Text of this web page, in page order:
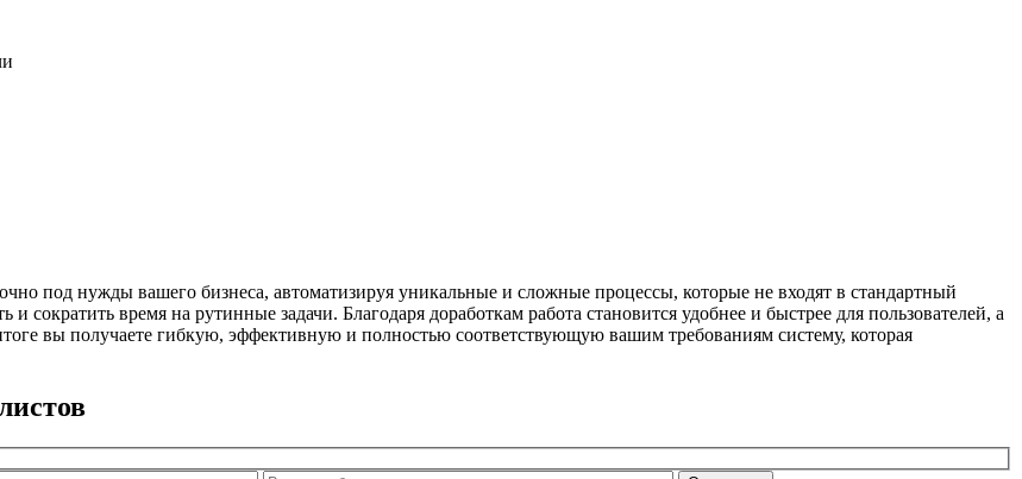
под нужды вашего бизнеса, автоматизируя уникальные и сложные процессы, которые не входят в стандартный
сократить время на рутинные задачи. Благодаря доработкам работа становится удобнее и быстрее для пользователей, а
вы получаете гибкую, эффективную и полностью соответствующую вашим требованиям систему, которая